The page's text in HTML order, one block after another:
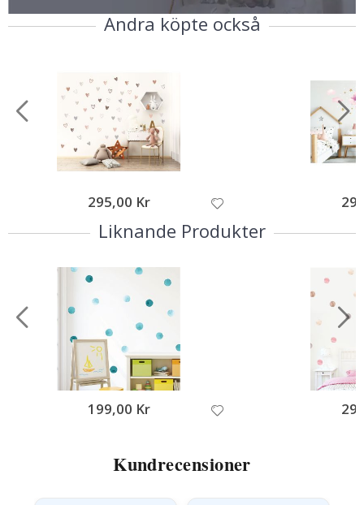
Andra köpte också
295,00 Kr
Liknande Produkter
199,00 Kr
Kundrecensioner